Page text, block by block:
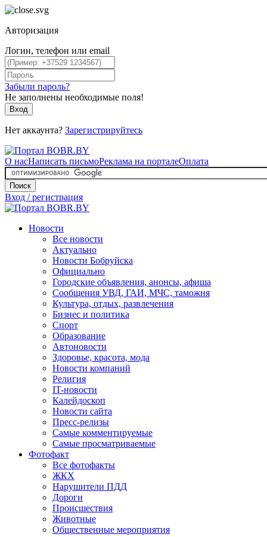
Авторизация
Логин, телефон или email
Забыли пароль?
Не заполнены необходимые поля!
Вход
Нет аккаунта? Зарегистрируйтесь
О насНаписать письмоРеклама на порталеОплата
Поиск
Вход / регистрация
Новости
Все новости
Актуально
Новости Бобруйска
Официально
Городские объявления, анонсы, афиша
Сообщения УВД, ГАИ, МЧС, таможня
Культура, отдых, развлечения
Бизнес и политика
Спорт
Образование
Автоновости
Здоровье, красота, мода
Новости компаний
Религия
IT-новости
Калейдоскоп
Новости сайта
Пресс-релизы
Самые комментируемые
Самые просматриваемые
Фотофакт
Все фотофакты
ЖКХ
Нарушители ПДД
Дороги
Происшествия
Животные
Общественные мероприятия